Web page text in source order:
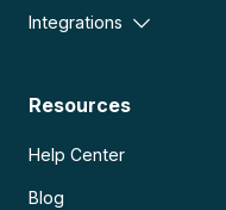
Integrations
Resources
Help Center
Blog